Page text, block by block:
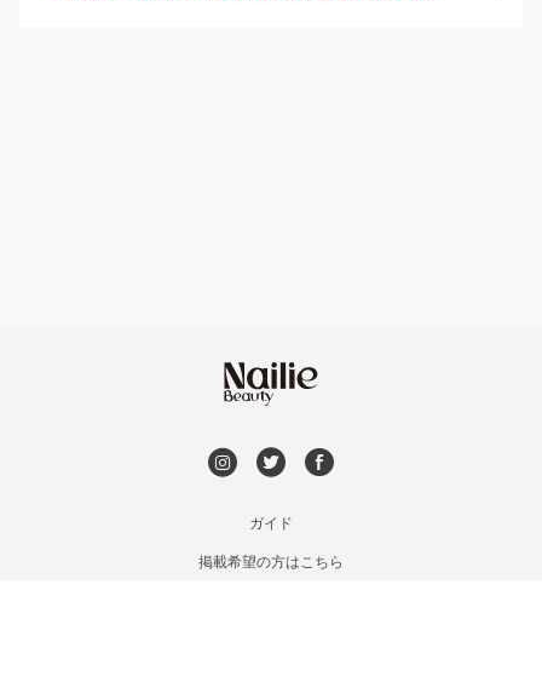
ガイド
掲載希望の方はこちら